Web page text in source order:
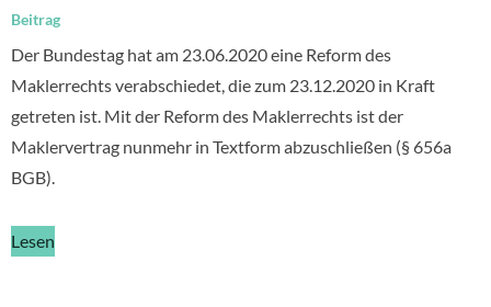
Beitrag
Der Bundestag hat am 23.06.2020 eine Reform des
Maklerrechts verabschiedet, die zum 23.12.2020 in Kraft
getreten ist. Mit der Reform des Maklerrechts ist der
Maklervertrag nunmehr in Textform abzuschließen (§ 656a
BGB).
Lesen